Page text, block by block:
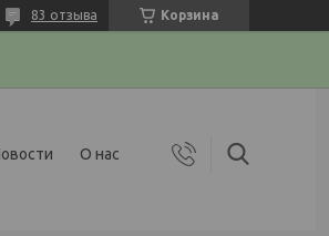
Корзина
83 отзыва
О нас